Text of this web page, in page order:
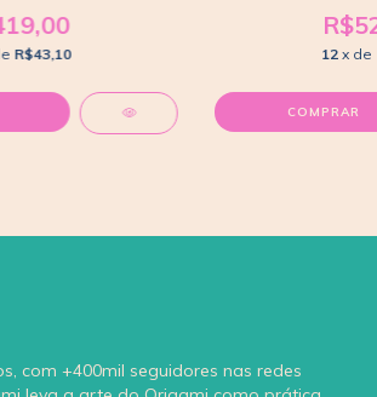
R$43,10 12 x de
com +400mil seguidores nas redes